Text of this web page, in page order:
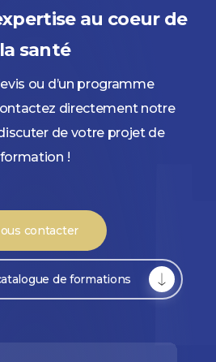
au coeur de
la santé
ou d’un programme
directement notre
de votre projet de
formation !
contacter
de formations